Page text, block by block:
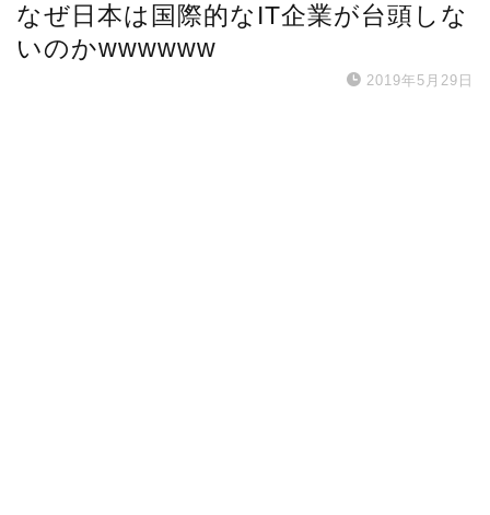
なぜ日本は国際的なIT企業が台頭しな
いのかwwwwww
2019年5月29日